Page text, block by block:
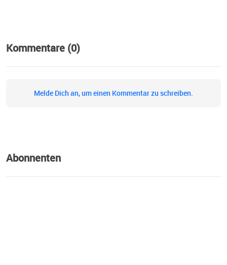
Kommentare (0)
Melde Dich an, um einen Kommentar zu schreiben.
Abonnenten